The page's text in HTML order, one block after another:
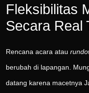
Fleksibilitas
Secara Real
Rencana acara atau
berubah di lapangan.
datang karena macetnya